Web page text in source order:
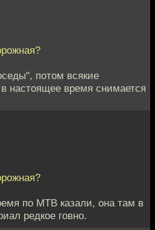
потом всякие
настоящее время снимается
по МТВ казали, она там в
редкое говно.